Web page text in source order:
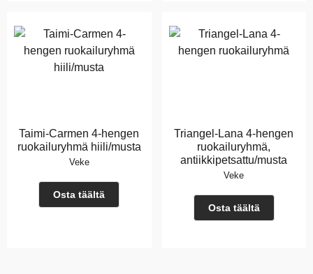
Taimi-Carmen 4-hengen
ruokailuryhmä hiili/musta
Veke
Osta täältä
Triangel-Lana 4-hengen
ruokailuryhmä,
antiikkipetsattu/musta
Veke
Osta täältä